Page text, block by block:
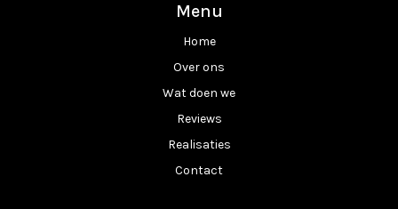
Menu
Home
Over ons
Wat doen we
Reviews
Realisaties
Contact